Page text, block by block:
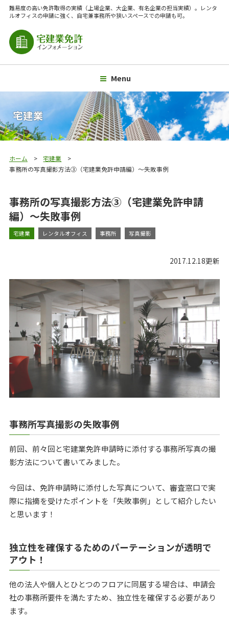
難易度の高い免許取得の実績（上場企業、大企業、有名企業の担当実績）。レンタ
ルオフィスの申請に強く、自宅兼事務所や狭いスペースでの申請も可。
Menu
宅建業
ホーム
宅建業
事務所の写真撮影方法③（宅建業免許申請編）～失敗事例
事務所の写真撮影方法③（宅建業免許申請
編）～失敗事例
宅建業 レンタルオフィス 事務所 写真撮影
2017.12.18更新
事務所写真撮影の失敗事例
前回、前々回と宅建業免許申請時に添付する事務所写真の撮
影方法について書いてみました。
今回は、免許申請時に添付した写真について、審査窓口で実
際に指摘を受けたポイントを「失敗事例」として紹介したい
と思います！
独立性を確保するためのパーテーションが透明で
アウト！
他の法人や個人とひとつのフロアに同居する場合は、申請会
社の事務所要件を満たすため、独立性を確保する必要があり
ます。